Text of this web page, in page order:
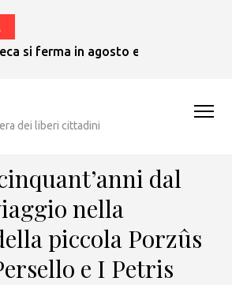
si ferma in agosto e ritornerà in
dei liberi cittadini
dal
nella
piccola Porzûs
e I Petris